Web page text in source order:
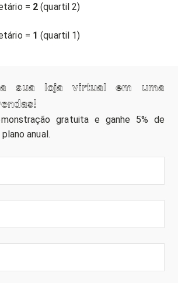
= 2 (quartil 2)
= 1 (quartil 1)
a sua loja virtual em uma
gratuita e ganhe 5% de
anual.